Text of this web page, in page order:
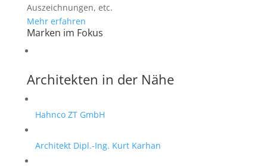
Auszeichnungen, etc.
Mehr erfahren
Marken im Fokus
Architekten in der Nähe
Hahnco ZT GmbH
Architekt Dipl.-Ing. Kurt Karhan